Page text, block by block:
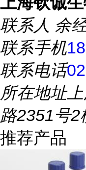
联系人 余
联系手机
联系电话
所在地址
路2351号2
推荐产品